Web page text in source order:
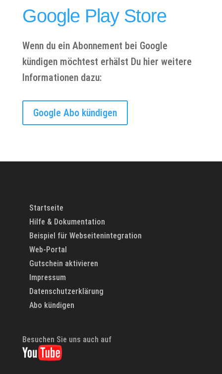
Google Play Store
Wenn du ein Abonnement bei Google
kündigen möchtest erhälst Du hier weitere
Informationen dazu:
Google Abo kündigen
Startseite
Hilfe & Dokumentation
Beispiel für Webseitenintegration
Web-Portal
Gutschein aktivieren
Impressum
Datenschutzerklärung
Abo kündigen
Besuchen Sie uns auch auf